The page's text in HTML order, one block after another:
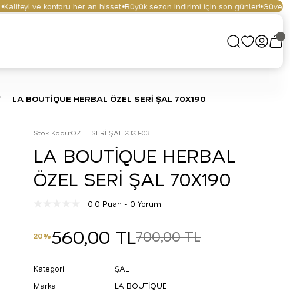
ve konforu her an hisset. Büyük sezon indirimi için son günler! Güvenli
LA BOUTİQUE HERBAL ÖZEL SERİ ŞAL 70X190
Stok Kodu:ÖZEL SERİ ŞAL 2323-03
LA BOUTİQUE HERBAL
ÖZEL SERİ ŞAL 70X190
0.0 Puan - 0 Yorum
20%560,00 TL700,00 TL
Kategori
ŞAL
Marka
LA BOUTİQUE